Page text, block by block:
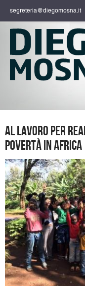
segreteria@diegomosna.it
Al lavoro per
povertà in Africa